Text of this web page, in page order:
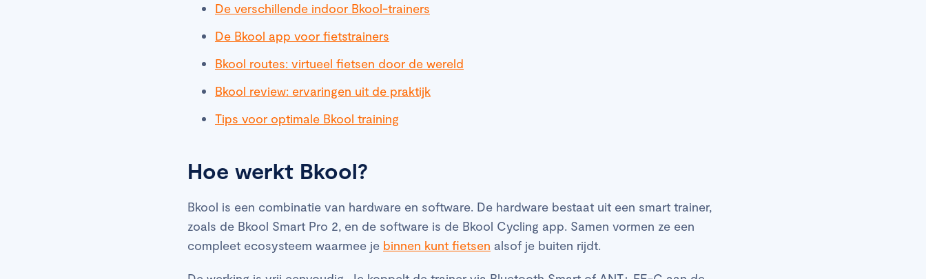
De verschillende indoor Bkool-trainers
De Bkool app voor fietstrainers
Bkool routes: virtueel fietsen door de wereld
Bkool review: ervaringen uit de praktijk
Tips voor optimale Bkool training
Hoe werkt Bkool?
Bkool is een combinatie van hardware en software. De hardware bestaat uit een smart trainer,
zoals de Bkool Smart Pro 2, en de software is de Bkool Cycling app. Samen vormen ze een
compleet ecosysteem waarmee je binnen kunt fietsen alsof je buiten rijdt.